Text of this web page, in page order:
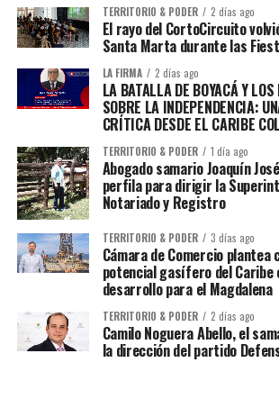
TERRITORIO & PODER 2 días ago
El rayo del CortoCircuito
Santa Marta durante las
LA FIRMA 2 días ago
LA BATALLA DE BOYACÁ Y LOS
SOBRE LA INDEPENDENCIA:
CRÍTICA DESDE EL CARIBE
TERRITORIO & PODER 1 día ago
Abogado samario Joaquín
perfila para dirigir la
Notariado y Registro
TERRITORIO & PODER 3 días ago
Cámara de Comercio
potencial gasífero del Caribe
desarrollo para el Magdalena
TERRITORIO & PODER 2 días ago
Camilo Noguera Abello, el
la dirección del partido